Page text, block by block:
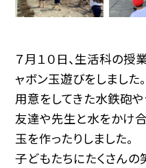
７月１０日、生活科の授
ャボン玉遊びをしました。
用意をしてきた水鉄砲や
友達や先生と水をかけ合
玉を作ったりしました。
子どもたちにたくさん